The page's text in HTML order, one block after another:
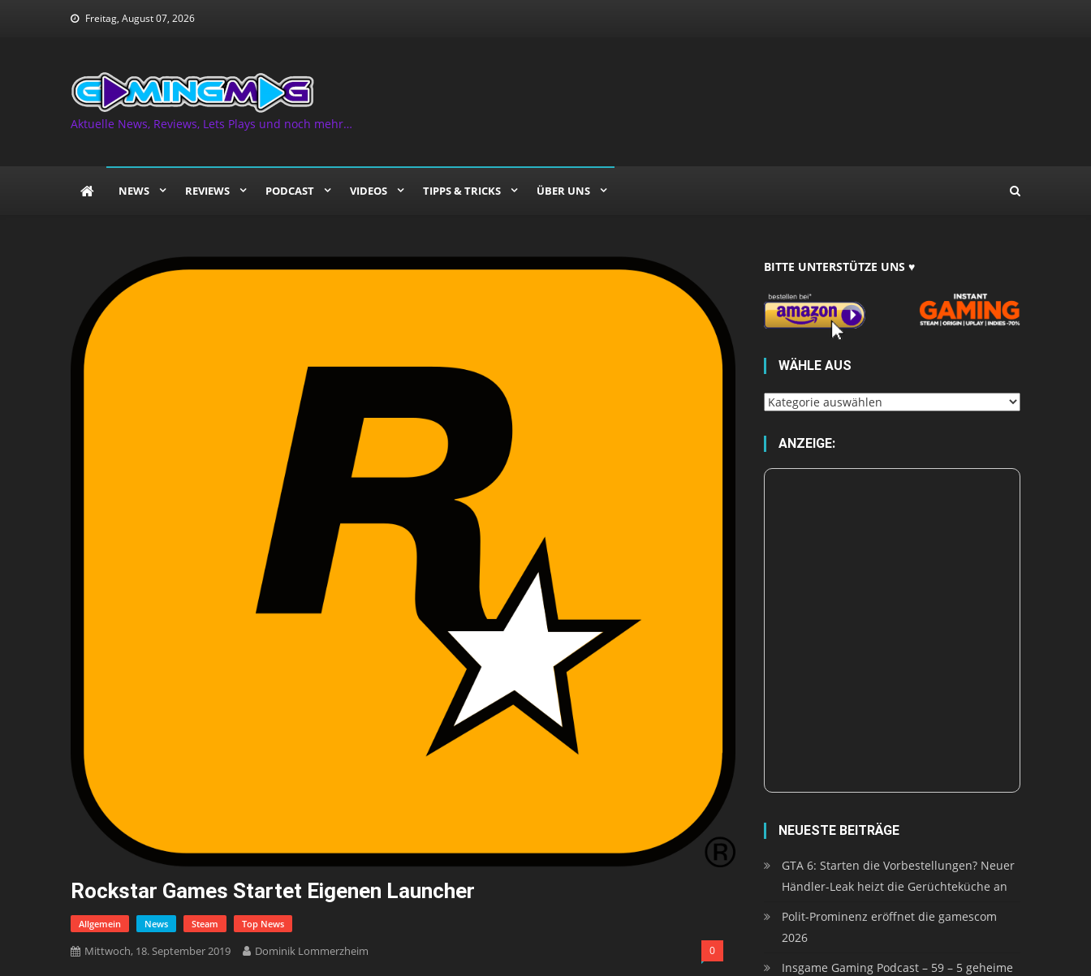
Freitag, August 07, 2026
Aktuelle News, Reviews, Lets Plays und noch mehr…
NEWS REVIEWS PODCAST VIDEOS TIPPS & TRICKS ÜBER UNS
Rockstar Games Startet Eigenen Launcher
Allgemein News Steam Top News
Mittwoch, 18. September 2019 Dominik Lommerzheim 0
BITTE UNTERSTÜTZE UNS ♥
WÄHLE AUS
Wähle
ANZEIGE:
NEUESTE BEITRÄGE
GTA 6: Starten die Vorbestellungen? Neuer
Händler-Leak heizt die Gerüchteküche an
Polit-Prominenz eröffnet die gamescom
2026
Insgame Gaming Podcast – 59 – 5 geheime